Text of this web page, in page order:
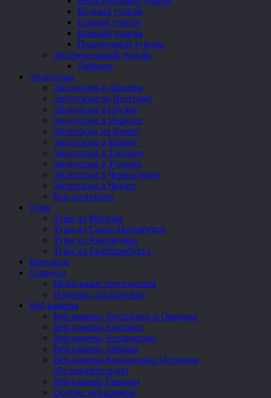
Водный туризм
Горный туризм
Конный туризм
Пешеходный туризм
Экстремальный туризм
Дайвинг
Экскурсии
Экскурсии в Абхазии
Экскурсии во Вьетнаме
Экскурсии в Грузии
Экскурсии в Израиле
Экскурсии на Кипре
Экскурсии в Крыму
Экскурсии в Таиланд
Экскурсии в Турцию
Экскурсии в Черногорию
Экскурсии в Чехию
Все экскурсии
Туры
Туры из Москвы
Туры из Санкт-Петербурга
Туры из Краснодара
Туры из Екатеринбурга
Контакты
Сервисы
Мобильные приложения
Плагины для браузера
Веб-камеры
Веб-камеры Австралии и Океании
Веб-камеры Америки
Веб-камеры Антарктики
Веб-камеры Африки
Веб-камеры Виргинских Островов
(Великобритания)
Веб-камеры Евразии
Особые веб-камеры